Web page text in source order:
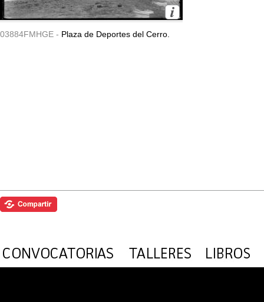
03884FMHGE - Plaza de Deportes del Cerro.